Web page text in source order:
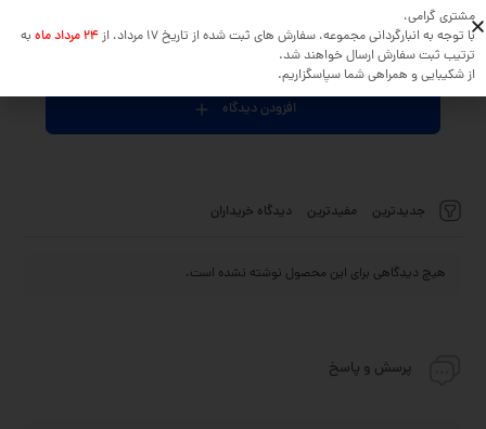
جدیدترین مفیدترین دیدگاه خریداران
هیچ دیدگاهی برای این محصول نوشته نشده است.
نظر خود را در مورد این محصول بنویسید ...
افزودن دیدگاه
پرسش و پاسخ
مشتری گرامی،
با توجه به انبارگردانی مجموعه، سفارش های ثبت شده از تاریخ 17 مرداد، از
24 مرداد ماه
به
ترتیب ثبت سفارش ارسال خواهند شد.
از شکیبایی و همراهی شما سپاسگزاریم.